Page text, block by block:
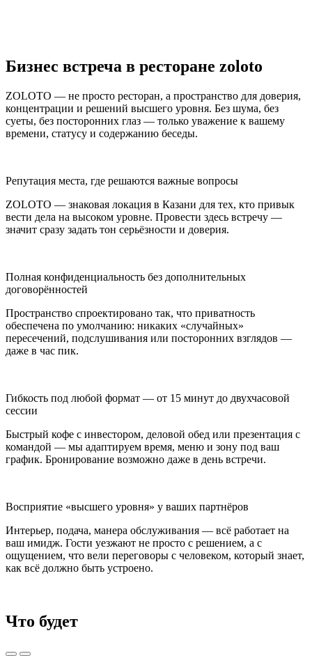
Бизнес встреча в ресторане zoloto
ZOLOTO — не просто ресторан, а пространство для доверия,
концентрации и решений высшего уровня. Без шума, без
суеты, без посторонних глаз — только уважение к вашему
времени, статусу и содержанию беседы.
Репутация места, где решаются важные вопросы
ZOLOTO — знаковая локация в Казани для тех, кто привык
вести дела на высоком уровне. Провести здесь встречу —
значит сразу задать тон серьёзности и доверия.
Полная конфиденциальность без дополнительных
договорённостей
Пространство спроектировано так, что приватность
обеспечена по умолчанию: никаких «случайных»
пересечений, подслушивания или посторонних взглядов —
даже в час пик.
Гибкость под любой формат — от 15 минут до двухчасовой
сессии
Быстрый кофе с инвестором, деловой обед или презентация с
командой — мы адаптируем время, меню и зону под ваш
график. Бронирование возможно даже в день встречи.
Восприятие «высшего уровня» у ваших партнёров
Интерьер, подача, манера обслуживания — всё работает на
ваш имидж. Гости уезжают не просто с решением, а с
ощущением, что вели переговоры с человеком, который знает,
как всё должно быть устроено.
Что будет